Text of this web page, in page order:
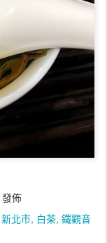
發佈
新北市 白茶 鐵觀音